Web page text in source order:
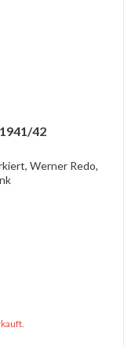
42
Werner Redo,